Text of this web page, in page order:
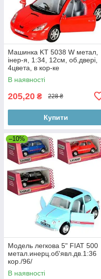
Машинка KT 5038 W метал,
інер-я, 1:34, 12см, об.двері,
4цвета, в кор-ке
В наявності
205,20 ₴ 228 ₴
Купити
–10%
Модель легкова 5" FIAT 500
метал.инерц.об'явл.дв.1:36
кор./96/
В наявності